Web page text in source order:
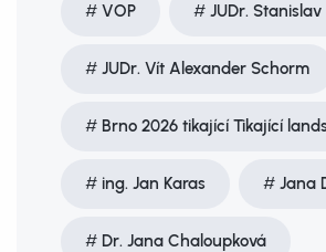
VOP JUDr. Stanislav
JUDr. Vít Alexander Schorm
Brno 2026 tikající Tikající
ing. Jan Karas Jana
Dr. Jana Chaloupková